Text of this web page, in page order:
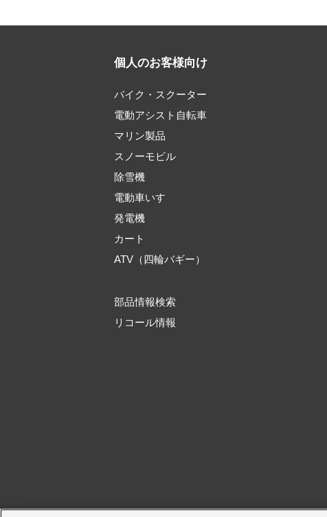
個人のお客様向け
バイク・スクーター
電動アシスト自転車
マリン製品
スノーモビル
除雪機
電動車いす
発電機
カート
ATV（四輪バギー）
部品情報検索
リコール情報